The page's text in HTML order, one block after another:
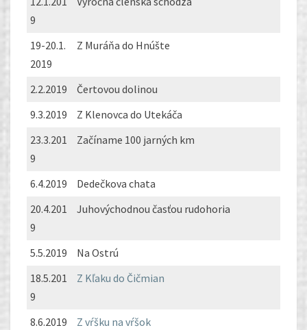
9
19-20.1.
2019
Z Muráňa do Hnúšte
2.2.2019
Čertovou dolinou
9.3.2019
Z Klenovca do Utekáča
23.3.201
9
Začíname 100 jarných km
6.4.2019
Dedečkova chata
20.4.201
9
Juhovýchodnou časťou rudohoria
5.5.2019
Na Ostrú
18.5.201
9
Z Kľaku do Čičmian
8.6.2019
Z vŕšku na vŕšok